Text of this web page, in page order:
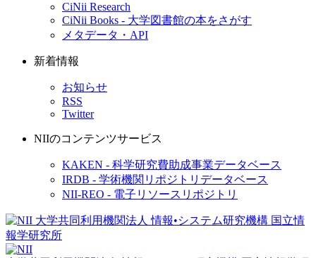
CiNii Research
CiNii Books - 大学図書館の本をさがす
メタデータ・API
新着情報
お知らせ
RSS
Twitter
NIIのコンテンツサービス
KAKEN - 科学研究費助成事業データベース
IRDB - 学術機関リポジトリデータベース
NII-REO - 電子リソースリポジトリ